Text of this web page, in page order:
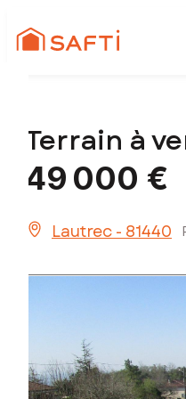
Terrain à
49 000 €
Lautrec - 81440